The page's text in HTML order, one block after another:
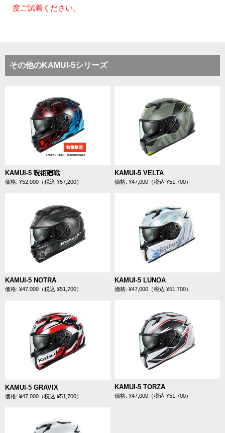
度ご試着ください。
その他のKAMUI-5シリーズ
KAMUI-5 呪術廻戦
価格: ¥52,000（税込 ¥57,200）
KAMUI-5 VELTA
価格: ¥47,000（税込 ¥51,700）
KAMUI-5 NOTRA
価格: ¥47,000（税込 ¥51,700）
KAMUI-5 LUNOA
価格: ¥47,000（税込 ¥51,700）
KAMUI-5 GRAVIX
価格: ¥47,000（税込 ¥51,700）
KAMUI-5 TORZA
価格: ¥47,000（税込 ¥51,700）